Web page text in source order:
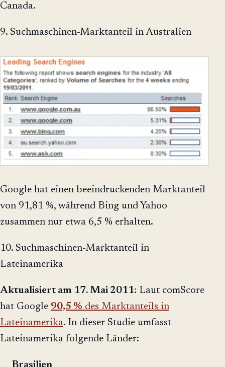
Canada.
9. Suchmaschinen-Marktanteil in Australien
Google hat einen beeindruckenden Marktanteil
von 91,81 %, während Bing und Yahoo
zusammen nur etwa 6,5 % erhalten.
10. Suchmaschinen-Marktanteil in
Lateinamerika
Aktualisiert am 17. Mai 2011: Laut comScore
hat Google 90,5 % des Marktanteils in
Lateinamerika. In dieser Studie umfasst
Lateinamerika folgende Länder: